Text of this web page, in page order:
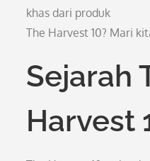
khas dari produk
The Harvest 10? Mari
Sejarah
Harvest